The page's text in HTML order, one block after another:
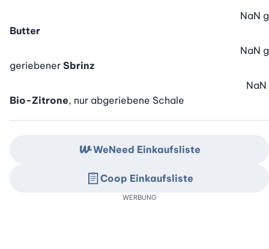
Butter
NaN g
geriebener Sbrinz
NaN g
Bio-Zitrone, nur abgeriebene Schale
NaN
WeNeed Einkaufsliste
Coop Einkaufsliste
WERBUNG